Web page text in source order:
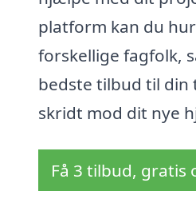
platform kan du
forskellige fagfolk,
bedste tilbud til din
skridt mod dit nye
Få 3 tilbud,